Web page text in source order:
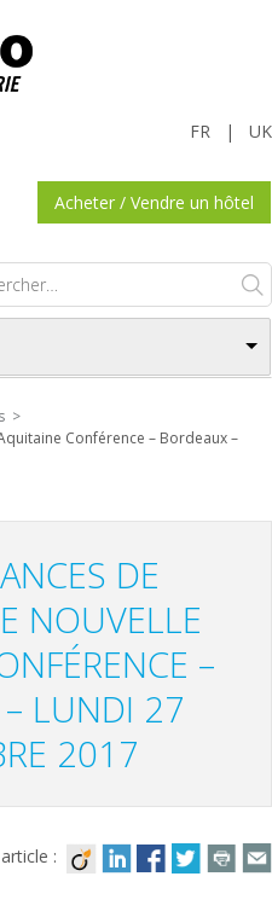
UK
|
FR
Acheter / Vendre un hôtel
:
>
Conférence – Bordeaux –
DE
NOUVELLE
–
– LUNDI 27
2017
: